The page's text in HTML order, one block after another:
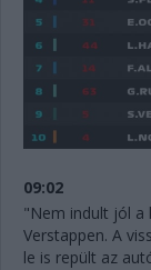
09:02
"Nem indult jól a
Verstappen. A
le is repült az